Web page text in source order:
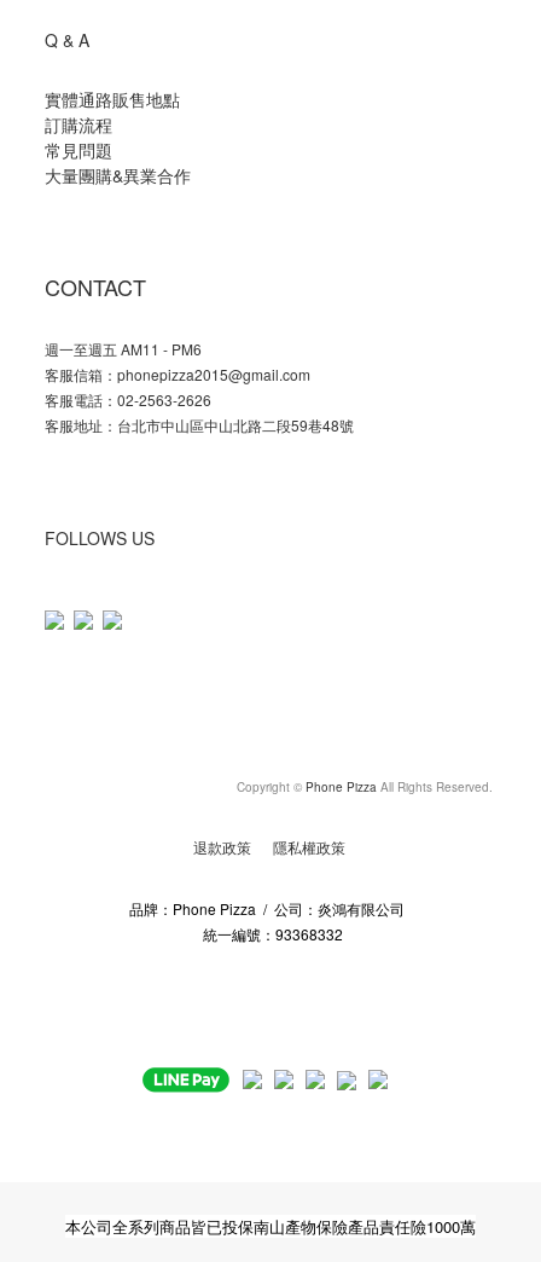
Q & A
實體通路販售地點
訂購流程
常見問題
大量團購&異業合作
CONTACT
週一至週五 AM11 - PM6
客服信箱：phonepizza2015@gmail.com
客服電話：02-2563-2626
客服地址：台北市中山區中山北路二段59巷48號
FOLLOWS US
Copyright © Phone Pizza All Rights Reserved.
退款政策 隱私權政策
品牌：Phone Pizza / 公司：炎鴻有限公司
統一編號：93368332
本公司全系列商品皆已投保南山產物保險產品責任險1000萬